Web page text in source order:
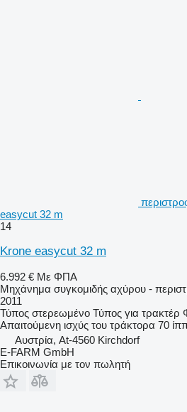
easycut 32 m
14
Krone easycut 32 m
6.992 € Με ΦΠΑ
Μηχάνημα συγκομιδής αχύρου -
2011
Τύπος στερεωμένο Τύπος για τρακτέρ
Απαιτούμενη ισχύς του τράκτορα 70
Αυστρία, At-4560 Kirchdorf
E-FARM GmbH
Επικοινωνία με τον πωλητή